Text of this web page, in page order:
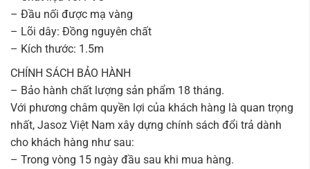
– Đầu nối được mạ vàng
– Lõi dây: Đồng nguyên chất
– Kích thước: 1.5m
CHÍNH SÁCH BẢO HÀNH
– Bảo hành chất lượng sản phẩm 18 tháng.
Với phương châm quyền lợi của khách hàng là quan trọng
nhất, Jasoz Việt Nam xây dựng chính sách đổi trả dành
cho khách hàng như sau:
– Trong vòng 15 ngày đầu sau khi mua hàng.